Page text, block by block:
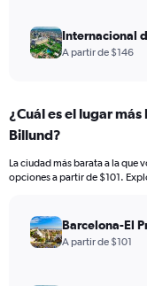
Internacional
A partir de $146
¿Cuál es el lugar
Billund?
La ciudad más barata a la que
opciones a partir de $101.
Barcelona-El
A partir de $101